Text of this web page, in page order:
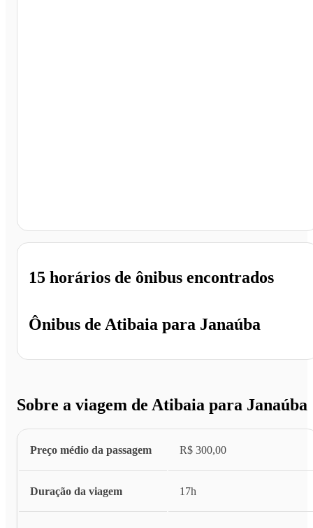
Ônibus de Atibaia para Janaúba
15 horários de ônibus encontrados
Sobre a viagem de Atibaia para Janaúba
Preço médio da passagem R$ 300,00
Duração da viagem 17h